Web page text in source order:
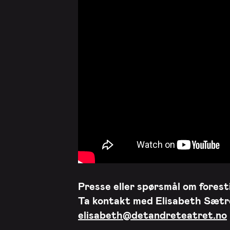
Presse eller spørsmål om
Ta kontakt med Elisabeth
elisabeth@detandreteatret.no